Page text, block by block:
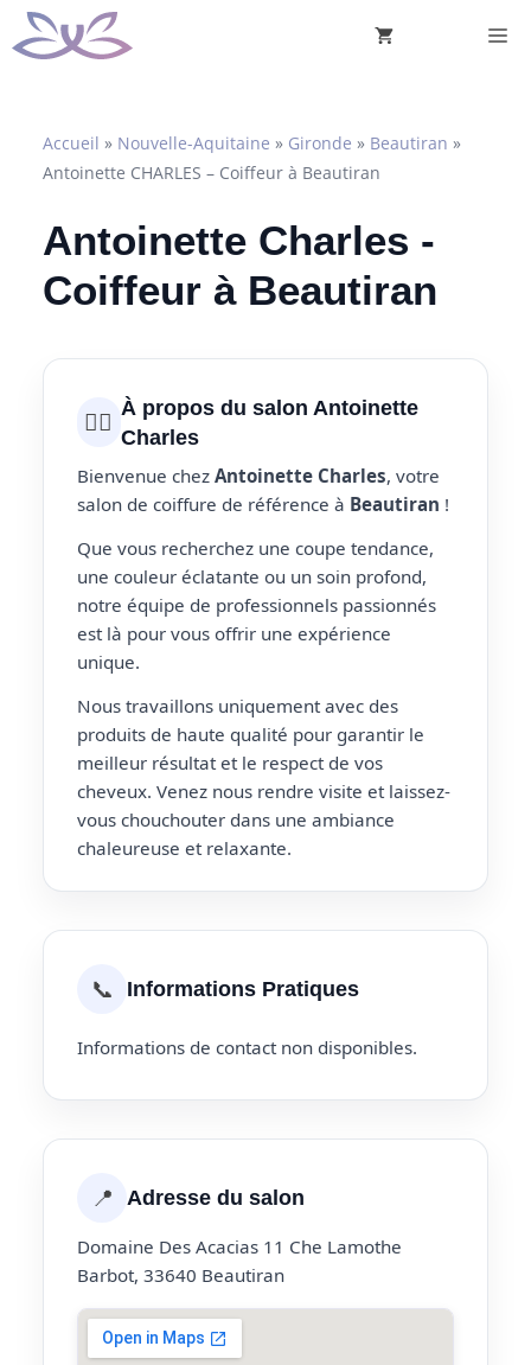
Aller
au
Accueil » Nouvelle-Aquitaine » Gironde » Beautiran »
Antoinette CHARLES – Coiffeur à Beautiran
Antoinette Charles -
Coiffeur à Beautiran
💇‍♀️ À propos du salon Antoinette
Charles
Bienvenue chez Antoinette Charles, votre
salon de coiffure de référence à Beautiran !
Que vous recherchez une coupe tendance,
une couleur éclatante ou un soin profond,
notre équipe de professionnels passionnés
est là pour vous offrir une expérience
unique.
Nous travaillons uniquement avec des
produits de haute qualité pour garantir le
meilleur résultat et le respect de vos
cheveux. Venez nous rendre visite et laissez-
vous chouchouter dans une ambiance
chaleureuse et relaxante.
📞 Informations Pratiques
Informations de contact non disponibles.
📍 Adresse du salon
Domaine Des Acacias 11 Che Lamothe
Barbot, 33640 Beautiran